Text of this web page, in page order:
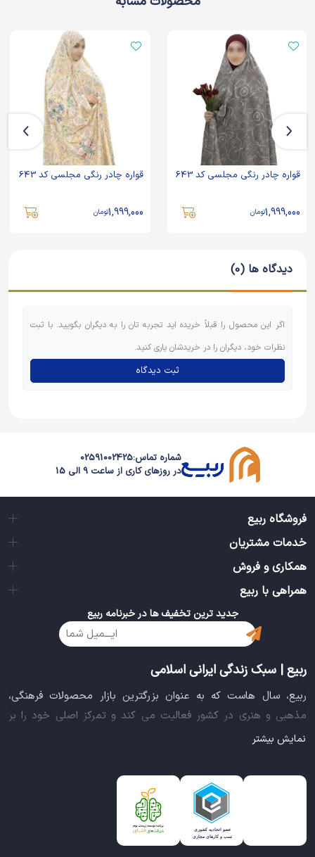
قواره چادر رنگی مجلسی کد 643
1,999,000تومان
قواره چادر رنگی مجلسی کد 643
1,999,000تومان
دیدگاه ها (0)
اگر این محصول را قبلاً خریده اید تجربه تان را به دیگران بگویید. با ثبت
نظرات خود، دیگران را در خریدشان یاری کنید.
ثبت دیدگاه
شماره تماس:02591002425
در روزهای کاری از ساعت 9 الی 15
فروشگاه ربیع
خدمات مشتریان
همکاری و فروش
همراهی با ربیع
جدید ترین تخفیف ها در خبرنامه ربیع
ربیع | سبک زندگی ایرانی اسلامی
ربیع، سال هاست که به عنوان بزرگترین بازار محصولات فرهنگی،
مذهبی و هنری در کشور فعالیت می کند و تمرکز اصلی خود را بر
سبک زندگی ایرانی اسلامی قرار داده است. این بازار مجموعه کاملی از
شما را برای خرید اینترنتی کالاهای فرهنگی، مذهبی و هنری برآورده
ایده خلاقانه عرضه محصولات فرهنگی در بستر اینترنت باعث شد تا
ربیع، علاوه بر داشتن نماد اعتماد الکترونیکی و مجوز سازمان صنفی
نمایش بیشتر